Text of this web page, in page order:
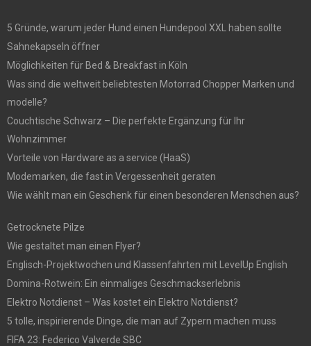
5 Gründe, warum jeder Hund einen Hundepool XXL haben sollte
Sahnekapseln öffner
Möglichkeiten für Bed & Breakfast in Köln
Was sind die weltweit beliebtesten Motorrad Chopper Marken und
modelle?
Couchtische Schwarz – Die perfekte Ergänzung für Ihr
Wohnzimmer
Vorteile von Hardware as a service (HaaS)
Modemarken, die fast in Vergessenheit geraten
Wie wählt man ein Geschenk für einen besonderen Menschen aus?
Getrocknete Pilze
Wie gestaltet man einen Flyer?
Englisch-Projektwochen und Klassenfahrten mit LevelUp English
Domina-Rotwein: Ein einmaliges Geschmackserlebnis
Elektro Notdienst – Was kostet ein Elektro Notdienst?
5 tolle, inspirierende Dinge, die man auf Zypern machen muss
FIFA 23: Federico Valverde SBC